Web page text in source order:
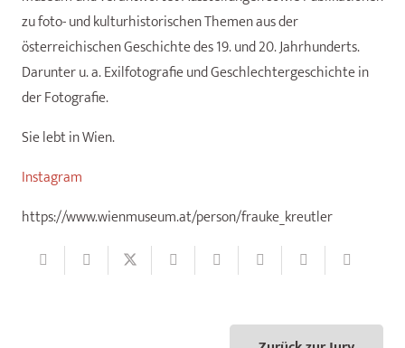
zu foto- und kulturhistorischen Themen aus der
österreichischen Geschichte des 19. und 20. Jahrhunderts.
Darunter u. a. Exilfotografie und Geschlechtergeschichte in
der Fotografie.
Sie lebt in Wien.
Instagram
https://www.wienmuseum.at/person/frauke_kreutler